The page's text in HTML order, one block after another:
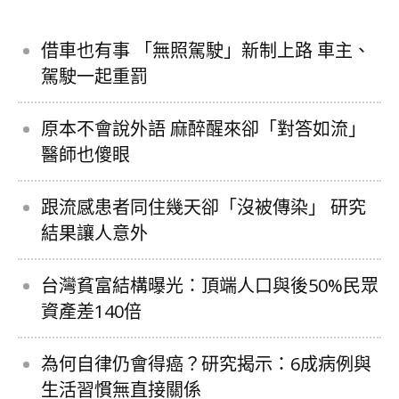
借車也有事 「無照駕駛」新制上路 車主、
駕駛一起重罰
原本不會說外語 麻醉醒來卻「對答如流」
醫師也傻眼
跟流感患者同住幾天卻「沒被傳染」 研究
結果讓人意外
台灣貧富結構曝光：頂端人口與後50%民眾
資產差140倍
為何自律仍會得癌？研究揭示：6成病例與
生活習慣無直接關係